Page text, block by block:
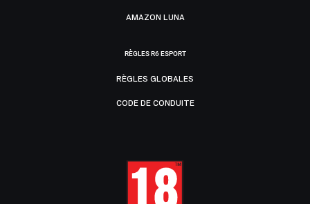
AMAZON LUNA
RÈGLES R6 ESPORT
RÈGLES GLOBALES
CODE DE CONDUITE